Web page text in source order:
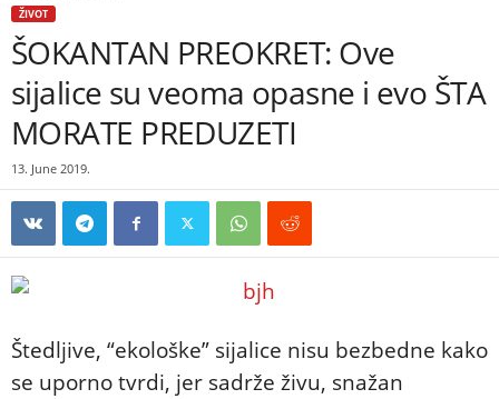
ŽIVOT
ŠOKANTAN PREOKRET: Ove
sijalice su veoma opasne i evo ŠTA
MORATE PREDUZETI
13. June 2019.
Štedljive, “ekološke” sijalice nisu bezbedne kako
se uporno tvrdi, jer sadrže živu, snažan